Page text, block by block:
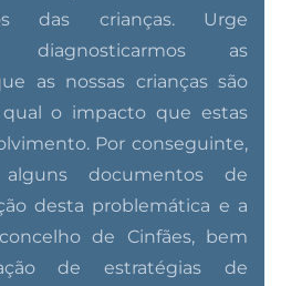
das crianças. Urge
diagnosticarmos as
as nossas crianças são
o impacto que estas
Por conseguinte,
alguns documentos de
desta problemática e a
de Cinfães, bem
de estratégias de